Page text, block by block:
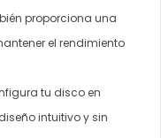
proporciona una
el rendimiento
tu disco en
intuitivo y sin